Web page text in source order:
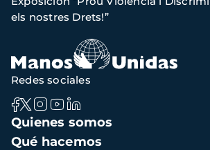
navegación
els nostres Drets!”
Navegación
principal
Quienes somos
Qué hacemos
Redes sociales